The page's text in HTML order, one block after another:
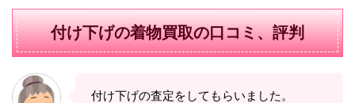
付け下げの着物買取の口コミ、評判
付け下げの査定をしてもらいました。